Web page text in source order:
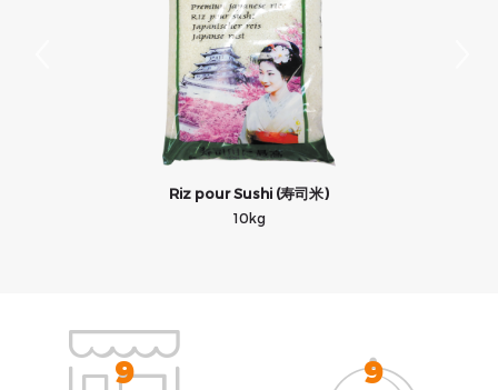
Riz pour Sushi (寿司米)
10kg
9 9